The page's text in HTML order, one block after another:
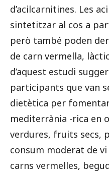
d’acilcarnitines. Les
sintetitzar al cos a
però també poden
de carn vermella,
d’aquest estudi
participants que van
dietètica per
mediterrània -rica en
verdures, fruits secs,
consum moderat de
carns vermelles,